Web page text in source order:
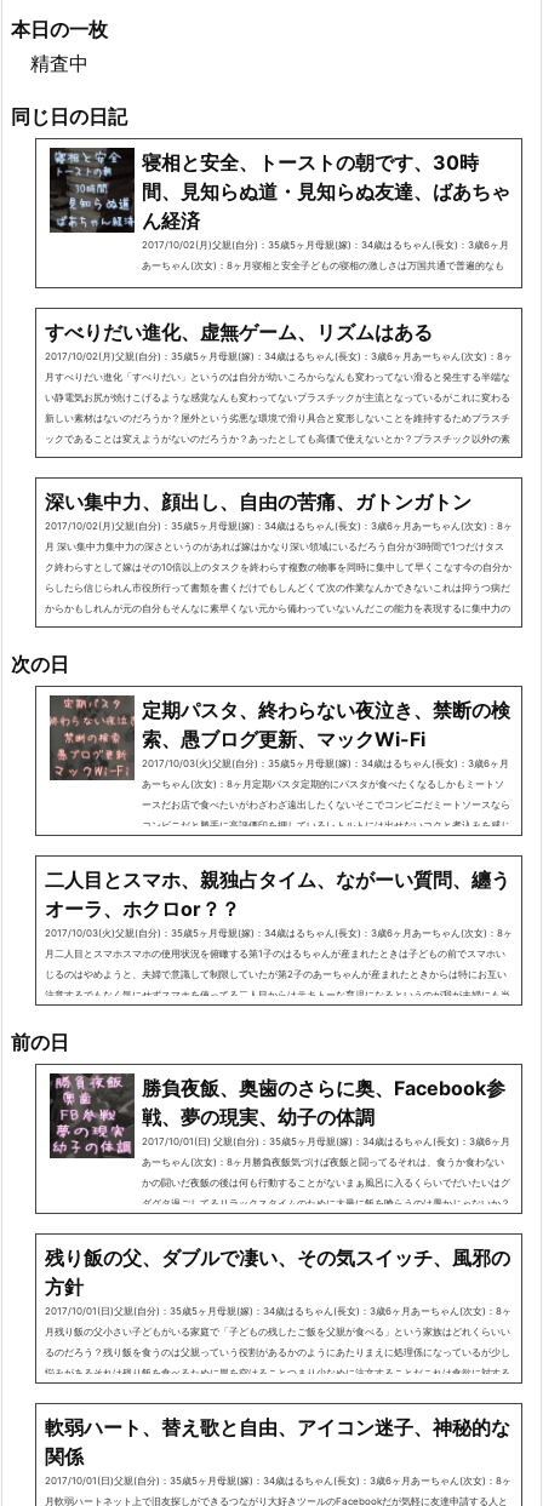
本日の一枚
精査中
同じ日の日記
寝相と安全、トーストの朝です、30時
間、見知らぬ道・見知らぬ友達、ばあちゃ
ん経済
2017/10/02(月)父親(自分)：35歳5ヶ月母親(嫁)：34歳はるちゃん(長女)：3歳6ヶ月
あーちゃん(次女)：8ヶ月寝相と安全子どもの寝相の激しさは万国共通で普遍的なも
のだと思うがベッド環境の家庭ではかなり気を使う問題でもあるここでお姉ちゃんで
あるはるちゃんが一つの解決策を見いだしてくれたみたいで落ちたら危ないスペース
にぬいぐるみを敷き詰めクッションマクラを敷き布団を敷くという安心安全工事をし
すべりだい進化、虚無ゲーム、リズムはある
2017/10/02(月)父親(自分)：35歳5ヶ月母親(嫁)：34歳はるちゃん(長女)：3歳6ヶ月あーちゃん(次女)：8ヶ
月すべりだい進化「すべりだい」というのは自分が幼いころからなんも変わってない滑ると発生する半端な
い静電気お尻が焼けこげるような感覚なんも変わってないプラスチックが主流となっているがこれに変わる
新しい素材はないのだろうか？屋外という劣悪な環境で滑り具合と変形しないことを維持するためプラスチ
ックであることは変えようがないのだろうか？あったとしても高価で使えないとか？プラスチック以外の素
材や形態で言えば...
深い集中力、顔出し、自由の苦痛、ガトンガトン
2017/10/02(月)父親(自分)：35歳5ヶ月母親(嫁)：34歳はるちゃん(長女)：3歳6ヶ月あーちゃん(次女)：8ヶ
月 深い集中力集中力の深さというのがあれば嫁はかなり深い領域にいるだろう自分が3時間で1つだけタス
ク終わらすとして嫁はその10倍以上のタスクを終わらす複数の物事を同時に集中して早くこなす今の自分か
らしたら信じられん市役所行って書類を書くだけでもしんどくて次の作業なんかできないこれは抑うつ病だ
からかもしれんが元の自分もそんなに素早くない元から備わっていないんだこの能力を表現するに集中力の
深さ(深度)、...
次の日
定期パスタ、終わらない夜泣き、禁断の検
索、愚ブログ更新、マックWi-Fi
2017/10/03(火)父親(自分)：35歳5ヶ月母親(嫁)：34歳はるちゃん(長女)：3歳6ヶ月
あーちゃん(次女)：8ヶ月定期パスタ定期的にパスタが食べたくなるしかもミートソ
ースだお店で食べたいがわざわざ遠出したくないそこでコンビニだミートソースなら
コンビニだと勝手に高評価印を押しているレトルトには出せないコクと煮込みを感じ
していたローソンのカルボナーラは本場のパス...
二人目とスマホ、親独占タイム、ながーい質問、纏う
オーラ、ホクロor？？
2017/10/03(火)父親(自分)：35歳5ヶ月母親(嫁)：34歳はるちゃん(長女)：3歳6ヶ月あーちゃん(次女)：8ヶ
月二人目とスマホスマホの使用状況を俯瞰する第1子のはるちゃんが産まれたときは子どもの前でスマホい
じるのはやめようと、夫婦で意識して制限していたが第2子のあーちゃんが産まれたときからは特にお互い
注意するでもなく気にせずスマホを使ってる二人目からはテキトーな育児になるというのが我が夫婦にも当
どもが何かに夢中に...
前の日
勝負夜飯、奥歯のさらに奥、Facebook参
戦、夢の現実、幼子の体調
2017/10/01(日) 父親(自分)：35歳5ヶ月母親(嫁)：34歳はるちゃん(長女)：3歳6ヶ月
あーちゃん(次女)：8ヶ月勝負夜飯気づけば夜飯と闘ってるそれは、食うか食わない
かの闘いだ夜飯の後は何も行動することがないまぁ風呂に入るくらいでだいたいはグ
ダグタ過ごしてるリラックスタイムのために大量に飯を喰らうのは愚かじゃないか？
「からあげとサラダ」がメイン肉と野菜...
残り飯の父、ダブルで凄い、その気スイッチ、風邪の
方針
2017/10/01(日)父親(自分)：35歳5ヶ月母親(嫁)：34歳はるちゃん(長女)：3歳6ヶ月あーちゃん(次女)：8ヶ
月残り飯の父小さい子どもがいる家庭で「子どもの残したご飯を父親が食べる」という家族はどれくらいい
るのだろう？残り飯を食うのは父親っていう役割があるかのようにあたりまえに処理係になっているが少し
悩みがあるそれは残り飯を食べるために胃を空けることつまり少なめに注文することだこれは食欲に対する
軟弱ハート、替え歌と自由、アイコン迷子、神秘的な
関係
2017/10/01(日)父親(自分)：35歳5ヶ月母親(嫁)：34歳はるちゃん(長女)：3歳6ヶ月あーちゃん(次女)：8ヶ
月軟弱ハートネット上で旧友探しができるつながり大好きツールのFacebookだが気軽に友達申請する人と